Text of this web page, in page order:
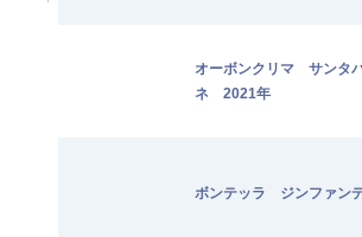
オーボンクリマ サンタ
ネ 2021年
ボンテッラ ジンファン